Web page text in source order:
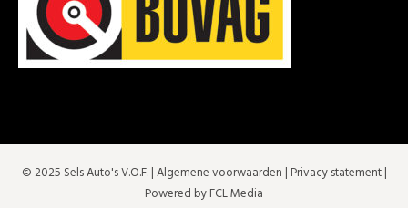
© 2025 Sels Auto's V.O.F. |Algemene voorwaarden | Privacy statement|
Powered by FCL Media